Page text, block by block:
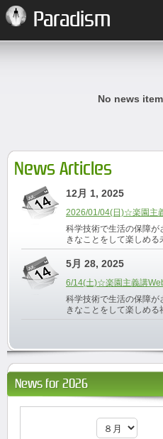
Paradism
No news
News Articles
12月 1, 2025
2026/01/04(日)☆楽園主
科学技術で生活の保障が
きなことをして楽しめる
5月 28, 2025
6/14(土)☆楽園主義講
科学技術で生活の保障が
きなことをして楽しめる
News for 2026